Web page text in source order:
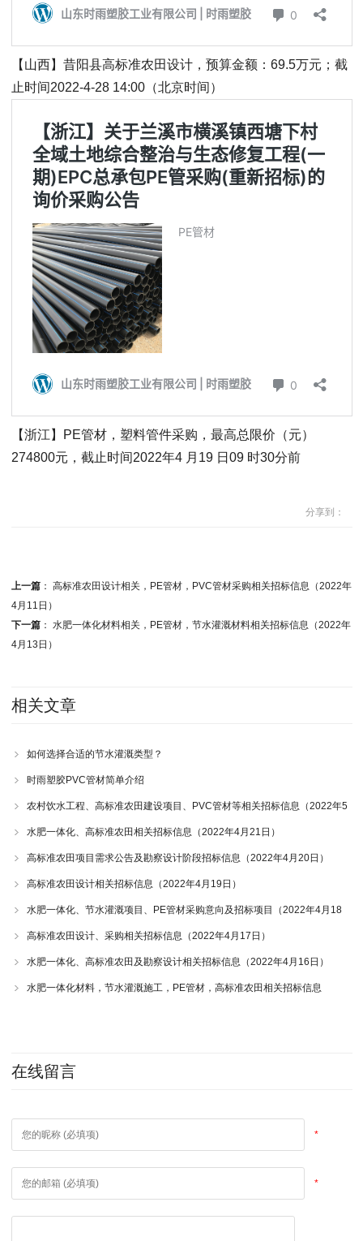
【山西】昔阳县高标准农田设计，预算金额：69.5万元；截
止时间2022-4-28 14:00（北京时间）
【浙江】PE管材，塑料管件采购，最高总限价（元）
274800元，截止时间2022年4 月19 日09 时30分前
分享到：
上一篇： 高标准农田设计相关，PE管材，PVC管材采购相关招标信息（2022年
4月11日）
下一篇： 水肥一体化材料相关，PE管材，节水灌溉材料相关招标信息（2022年
4月13日）
相关文章
如何选择合适的节水灌溉类型？
时雨塑胶PVC管材简单介绍
农村饮水工程、高标准农田建设项目、PVC管材等相关招标信息（2022年5
月5日）
水肥一体化、高标准农田相关招标信息（2022年4月21日）
高标准农田项目需求公告及勘察设计阶段招标信息（2022年4月20日）
高标准农田设计相关招标信息（2022年4月19日）
水肥一体化、节水灌溉项目、PE管材采购意向及招标项目（2022年4月18
日）
高标准农田设计、采购相关招标信息（2022年4月17日）
水肥一体化、高标准农田及勘察设计相关招标信息（2022年4月16日）
水肥一体化材料，节水灌溉施工，PE管材，高标准农田相关招标信息
在线留言
*
*